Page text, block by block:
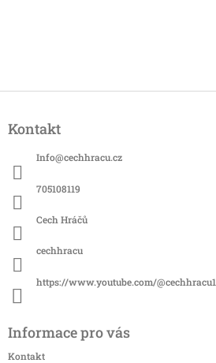
pKontakt
Info@cechhracu.cz
705108119
Cech Hráčů
cechhracu
https://www.youtube.com/@cechhracu1
Informace pro vás
Kontakt